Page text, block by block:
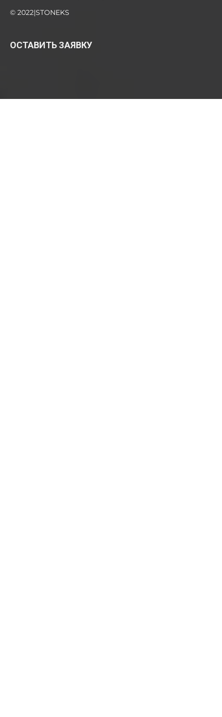
© 2022|STONEKS
ОСТАВИТЬ ЗАЯВКУ